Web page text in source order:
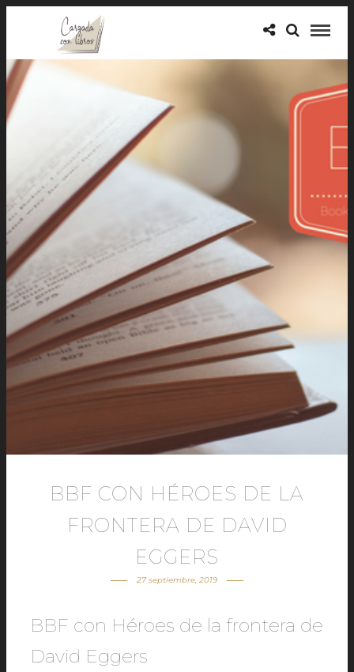
BBF CON HÉROES DE LA
FRONTERA DE DAVID
EGGERS
27 septiembre, 2019
BBF con Héroes de la frontera de
David Eggers